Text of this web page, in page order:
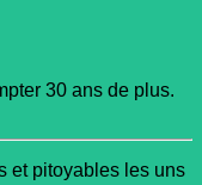
30 ans de plus.
et pitoyables les uns